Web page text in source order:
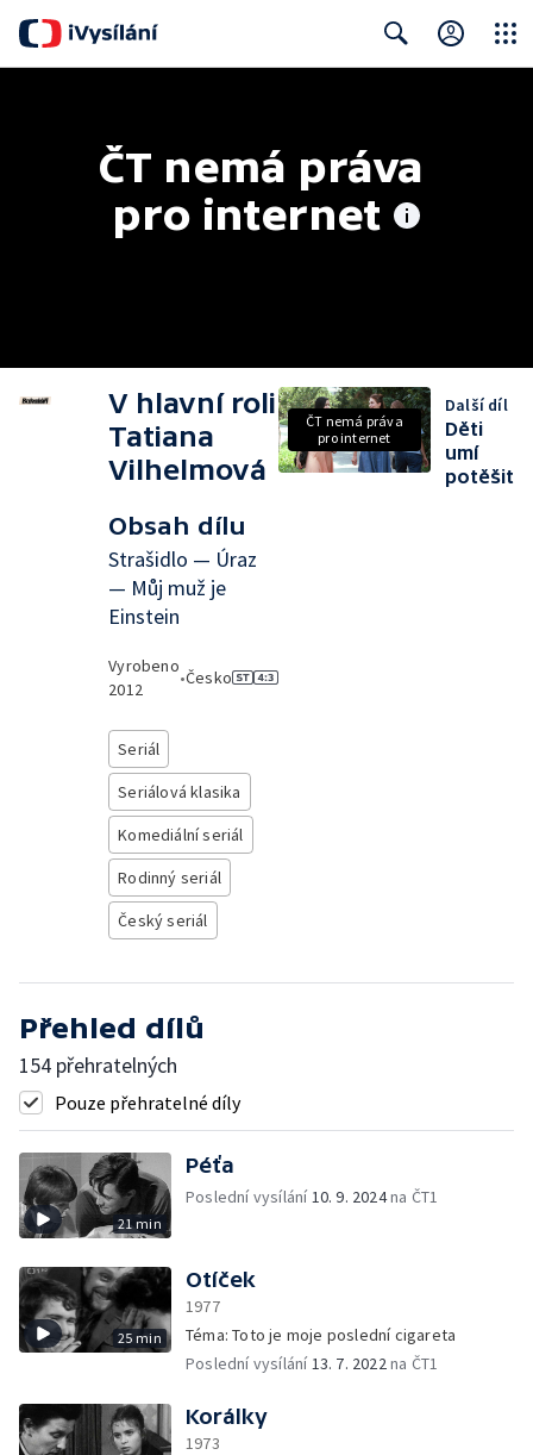
ČT nemá práva
pro internet
V hlavní roli
Tatiana
Vilhelmová
Obsah dílu
Strašidlo — Úraz
— Můj muž je
Einstein
Vyrobeno
2012
•Česko
Seriál
Seriálová klasika
Komediální seriál
Rodinný seriál
Český seriál
ČT nemá práva
pro internet
Další díl
Děti
umí
potěšit
Přehled dílů
154 přehratelných
Pouze přehratelné díly
21 min
Péťa
Poslední vysílání10. 9. 2024na ČT1
25 min
Otíček
1977
Téma: Toto je moje poslední cigareta
Poslední vysílání13. 7. 2022na ČT1
Korálky
1973